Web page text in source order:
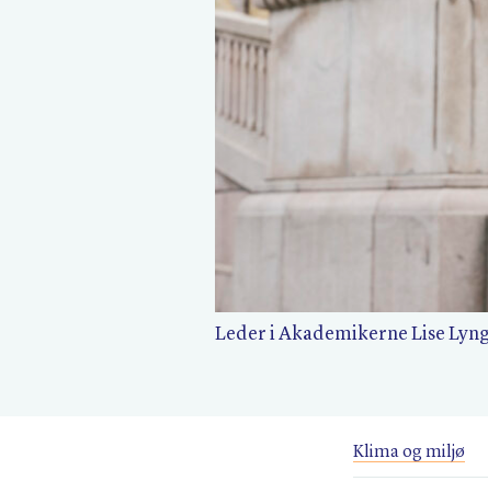
Leder i Akademikerne Lise
Klima og miljø